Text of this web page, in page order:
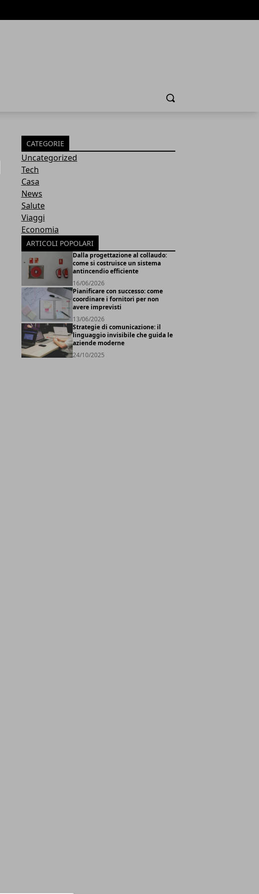
Cerca
CATEGORIE
Uncategorized
Tech
Casa
News
Salute
Viaggi
Economia
ARTICOLI POPOLARI
Dalla progettazione al collaudo:
come si costruisce un sistema
antincendio efficiente
16/06/2026
Pianificare con successo: come
coordinare i fornitori per non
avere imprevisti
13/06/2026
Strategie di comunicazione: il
linguaggio invisibile che guida le
aziende moderne
24/10/2025